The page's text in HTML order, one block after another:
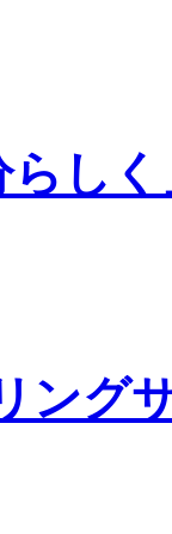
らし
ング